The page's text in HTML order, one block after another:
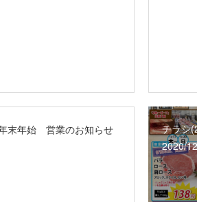
末年始 営業のお知らせ
チラシ
2020/